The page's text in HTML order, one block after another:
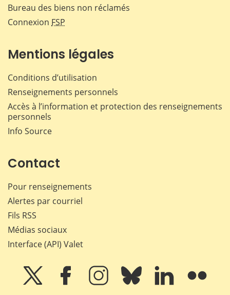
Bureau des biens non réclamés
Connexion FSP
Mentions légales
Conditions d’utilisation
Renseignements personnels
Accès à l’information et protection des renseignements
personnels
Info Source
Contact
Pour renseignements
Alertes par courriel
Fils RSS
Médias sociaux
Interface (API) Valet